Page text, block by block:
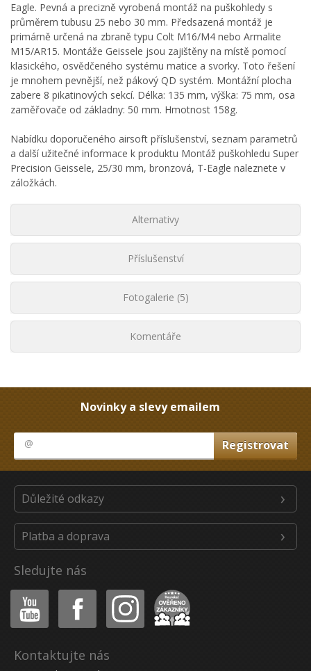
Eagle. Pevná a precizně vyrobená montáž na puškohledy s
průměrem tubusu 25 nebo 30 mm. Předsazená montáž je
primárně určená na zbraně typu Colt M16/M4 nebo Armalite
M15/AR15. Montáže Geissele jsou zajištěny na místě pomocí
klasického, osvědčeného systému matice a svorky. Toto řešení
je mnohem pevnější, než pákový QD systém. Montážní plocha
zabere 8 pikatinových sekcí. Délka: 135 mm, výška: 75 mm, osa
zaměřovače od základny: 50 mm. Hmotnost 158g.
Nabídku doporučeného airsoft příslušenství, seznam parametrů
a další užitečné informace k produktu Montáž puškohledu Super
Precision Geissele, 25/30 mm, bronzová, T-Eagle naleznete v
záložkách.
Alternativy
Příslušenství
Fotogalerie (5)
Komentáře
Novinky a slevy emailem
Důležité odkazy
Platba a doprava
Sledujte nás
Youtube Facebook Instagram Heureka
Kontaktujte nás